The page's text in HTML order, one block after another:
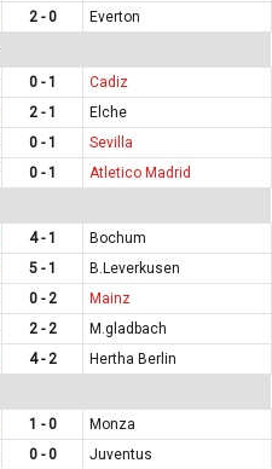
2 - 0
Everton
0 - 1
Cadiz
2 - 1
Elche
0 - 1
Sevilla
0 - 1
Atletico Madrid
4 - 1
Bochum
5 - 1
B.Leverkusen
0 - 2
Mainz
2 - 2
M.gladbach
4 - 2
Hertha Berlin
1 - 0
Monza
0 - 0
Juventus